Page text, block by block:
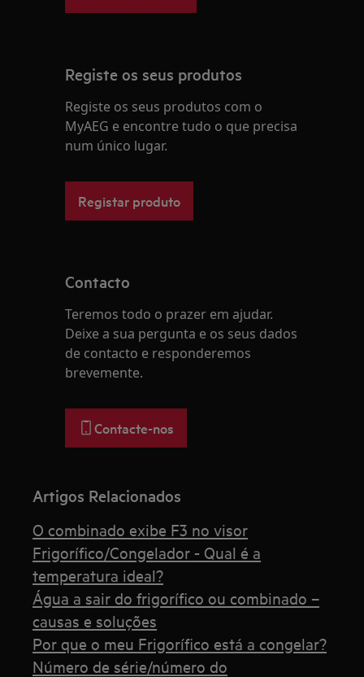
Registe os seus produtos
Registe os seus produtos com o
MyAEG e encontre tudo o que precisa
num único lugar.
Registar produto
Contacto
Teremos todo o prazer em ajudar.
Deixe a sua pergunta e os seus dados
de contacto e responderemos
brevemente.
Contacte-nos
Artigos Relacionados
O combinado exibe F3 no visor
Frigorífico/Congelador - Qual é a
temperatura ideal?
Água a sair do frigorífico ou combinado –
causas e soluções
Por que o meu Frigorífico está a congelar?
Número de série/número do